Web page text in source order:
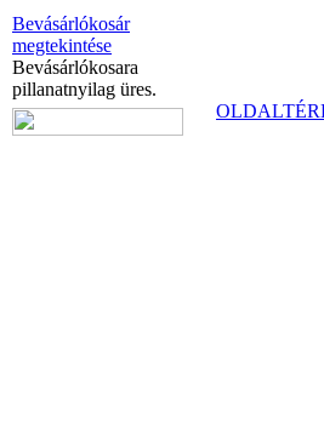
Bevásárlókosár
megtekintése
Bevásárlókosara
pillanatnyilag üres.